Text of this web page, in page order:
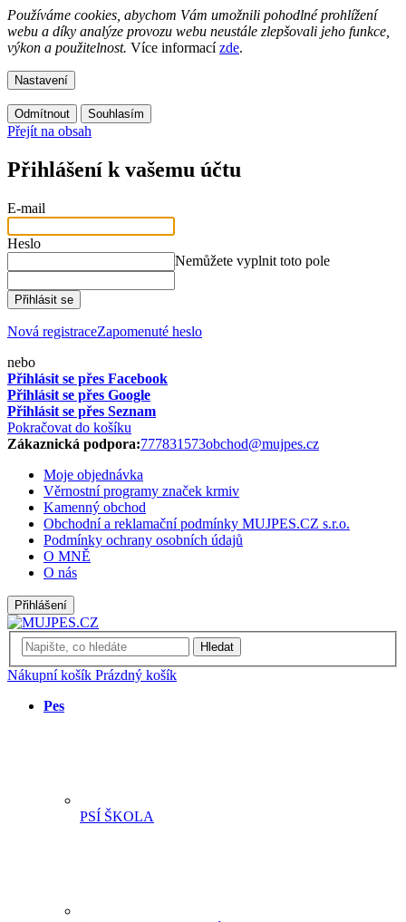
Používáme cookies, abychom Vám umožnili pohodlné prohlížení
webu a díky analýze provozu webu neustále zlepšovali jeho funkce,
výkon a použitelnost. Více informacízde.
Nastavení
Odmítnout Souhlasím
Přejít na obsah
Přihlášení k vašemu účtu
E-mail
Heslo
Nemůžete vyplnit toto pole
Přihlásit se
Nová registraceZapomenuté heslo
nebo
Přihlásit se přes Facebook
Přihlásit se přes Google
Přihlásit se přes Seznam
Pokračovat do košíku
Zákaznická podpora:777831573obchod@mujpes.cz
Moje objednávka
Věrnostní programy značek krmiv
Kamenný obchod
Obchodní a reklamační podmínky MUJPES.CZ s.r.o.
Podmínky ochrany osobních údajů
O MNĚ
O nás
Přihlášení
Hledat
Nákupní košík Prázdný košík
Pes
PSÍ ŠKOLA